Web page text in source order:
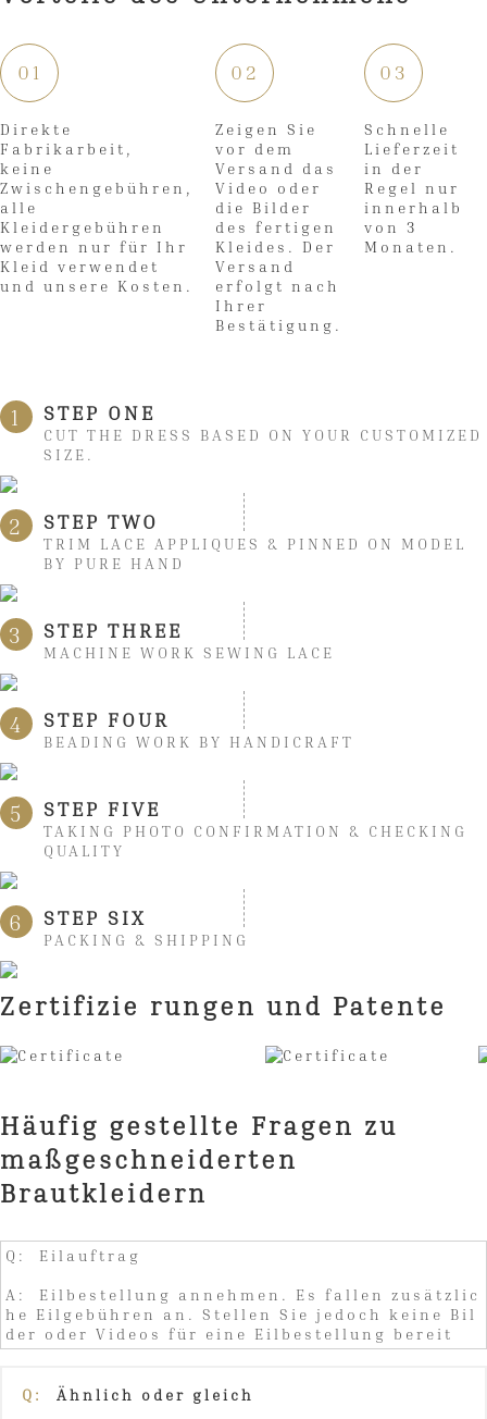
01
Direkte
Fabrikarbeit,
keine
Zwischengebühren,
alle
Kleidergebühren
werden nur für Ihr
Kleid verwendet
und unsere Kosten.
02
Zeigen Sie
vor dem
Versand das
Video oder
die Bilder
des fertigen
Kleides. Der
Versand
erfolgt nach
Ihrer
Bestätigung.
03
Schnelle
Lieferzeit
in der
Regel nur
innerhalb
von 3
Monaten.
1 STEP ONE
CUT THE DRESS BASED ON YOUR CUSTOMIZED
SIZE.
2 STEP TWO
TRIM LACE APPLIQUES & PINNED ON MODEL
BY PURE HAND
3 STEP THREE
MACHINE WORK SEWING LACE
4 STEP FOUR
BEADING WORK BY HANDICRAFT
5 STEP FIVE
TAKING PHOTO CONFIRMATION & CHECKING
QUALITY
6 STEP SIX
PACKING & SHIPPING
Zertifizie rungen und Patente
Häufig gestellte Fragen zu
maßgeschneiderten
Brautkleidern
Q: Eilauftrag
A: Eilbestellung annehmen. Es fallen zusätzlic
he Eilgebühren an. Stellen Sie jedoch keine Bil
der oder Videos für eine Eilbestellung bereit
Q:
Ähnlich oder gleich